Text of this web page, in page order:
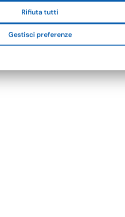
Rifiuta tutti
Gestisci preferenze